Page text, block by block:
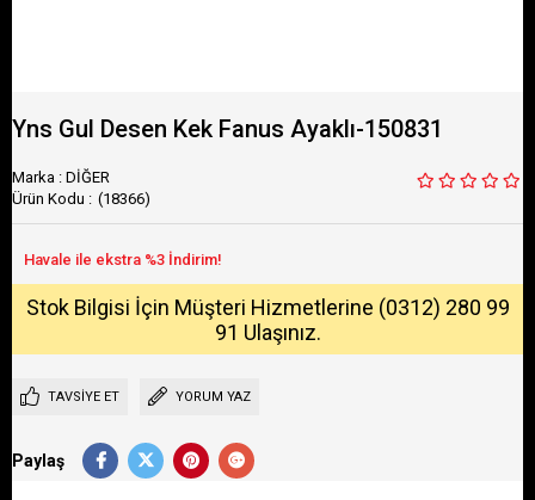
Yns Gul Desen Kek Fanus Ayaklı-150831
Marka : DİĞER
(18366)
Stok Bilgisi İçin Müşteri Hizmetlerine (0312) 280 99
91 Ulaşınız.
TAVSIYE ET YORUM YAZ
Paylaş